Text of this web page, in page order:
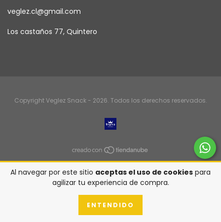
Al navegar por este sitio aceptas el uso de cookies para
agilizar tu experiencia de compra.
ENTENDIDO
veglez.cl@gmail.com
Los castaños 77, Quintero
Copyright Veglez Snack - 2026. Todos los derechos reservados.